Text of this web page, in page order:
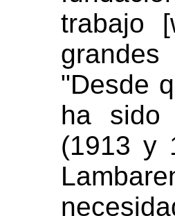
trabajo
"Desde
ha sido
(1913 y